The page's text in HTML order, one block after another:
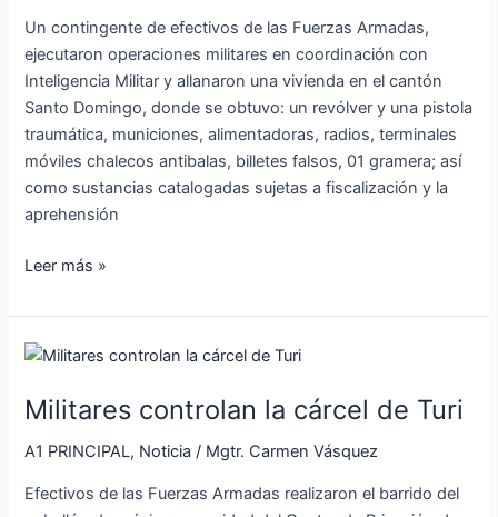
Un contingente de efectivos de las Fuerzas Armadas,
ejecutaron operaciones militares en coordinación con
Inteligencia Militar y allanaron una vivienda en el cantón
Santo Domingo, donde se obtuvo: un revólver y una pistola
traumática, municiones, alimentadoras, radios, terminales
móviles chalecos antibalas, billetes falsos, 01 gramera; así
como sustancias catalogadas sujetas a fiscalización y la
aprehensión
Leer más »
Militares controlan la cárcel de Turi
A1 PRINCIPAL, Noticia / Mgtr. Carmen Vásquez
Efectivos de las Fuerzas Armadas realizaron el barrido del
Militares
la
de
Turi